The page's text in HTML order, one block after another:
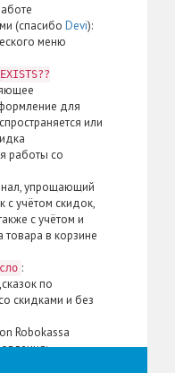
(спасибо Devi):
меню
для
или
работы со
упрощающий
с учётом скидок,
с учётом и
товара в корзине
:
по
скидками и без
Robokassa
в рамках